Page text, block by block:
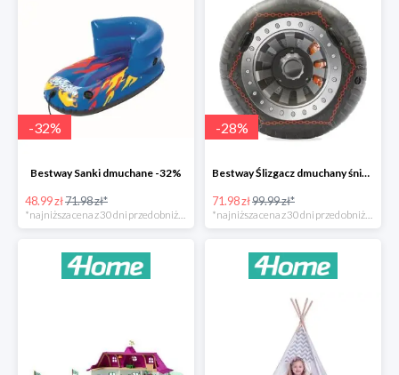
-32%
Bestway Sanki dmuchane -32%
48.99 zł71.98 zł*
*najniższa cena z 30 dni przed obniżką
-28%
Bestway Ślizgacz dmuchany śniegowy H2OGO -28%
71.98 zł99.99 zł*
*najniższa cena z 30 dni przed obniżką